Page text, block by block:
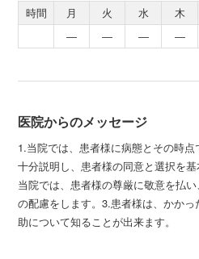
時間 月 火 水 木
―
― ― ―
医院からのメッセージ
1.当院では、患者様に病態とその時
十分説明し、患者様の同意と選択を
当院では、患者様の尊厳に敬意を払
の配慮をします。3.患者様は、かか
助について知ることが出来ます。